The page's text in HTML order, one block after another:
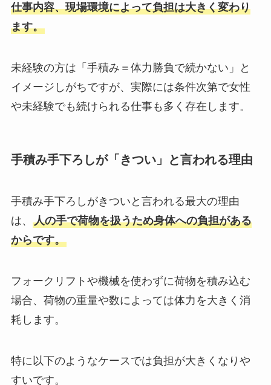
仕事内容、現場環境によって負担は大きく変わり
ます。
未経験の方は「手積み＝体力勝負で続かない」と
イメージしがちですが、実際には条件次第で女性
や未経験でも続けられる仕事も多く存在します。
手積み手下ろしが「きつい」と言われる理由
手積み手下ろしがきついと言われる最大の理由
は、 人の手で荷物を扱うため身体への負担がある
からです。
フォークリフトや機械を使わずに荷物を積み込む
場合、荷物の重量や数によっては体力を大きく消
耗します。
特に以下のようなケースでは負担が大きくなりや
すいです。